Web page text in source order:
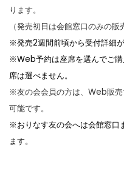
ります。
（発売初日は会館窓口のみの販
※発売2週間前頃から受付詳細が
※Web予約は座席を選んでご
席は選べません。
※友の会会員の方は、Web販
可能です。
※おりなす友の会へは会館窓口
ます。